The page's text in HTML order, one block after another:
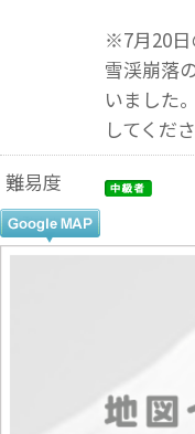
※7月20日
雪渓崩落
いました
してくださ
難易度